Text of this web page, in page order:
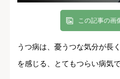
この記事の画
うつ病は、憂うつな気分が長
を感じる、とてもつらい病気で